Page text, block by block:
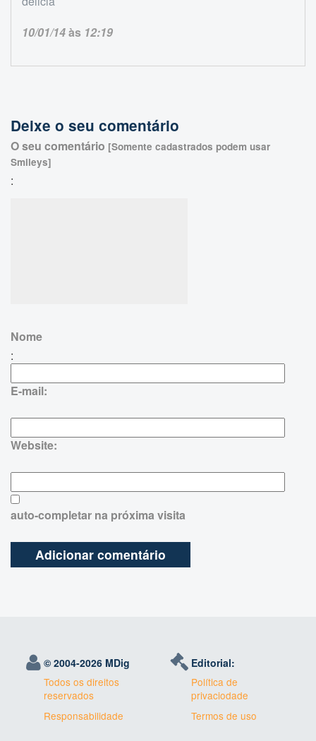
10/01/14às 12:19
Deixe o seu comentário
O seu comentário [Somente cadastrados podem usar
Smileys]
:
Nome
:
E-mail:
Website:
auto-completar na próxima visita
© 2004-2026 MDig
Todos os direitos
reservados
Responsabilidade
Editorial:
Política de
privaciodade
Termos de uso